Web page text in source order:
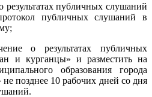
результатах публичных слушаний
публичных слушаний в
о результатах публичных
и курганцы» и разместить на
образования города
позднее 10 рабочих дней со дня